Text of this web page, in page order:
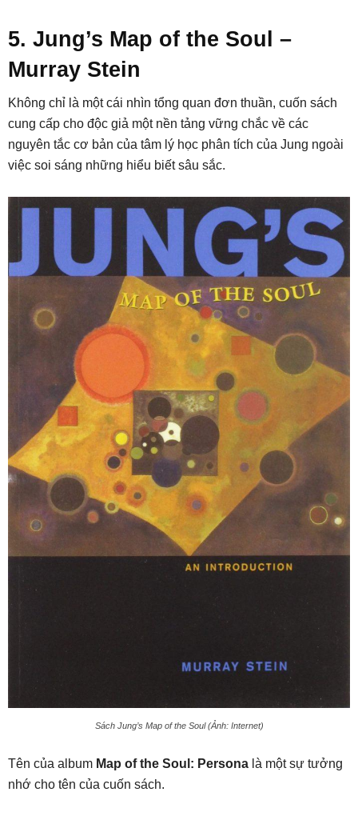
5. Jung’s Map of the Soul –
Murray Stein
Không chỉ là một cái nhìn tổng quan đơn thuần, cuốn sách
cung cấp cho độc giả một nền tảng vững chắc về các
nguyên tắc cơ bản của tâm lý học phân tích của Jung ngoài
việc soi sáng những hiểu biết sâu sắc.
Sách Jung’s Map of the Soul (Ảnh: Internet)
Tên của album Map of the Soul: Persona là một sự tưởng
nhớ cho tên của cuốn sách.